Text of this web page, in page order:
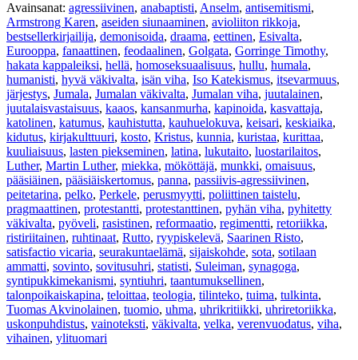
Avainsanat: agressiivinen, anabaptisti, Anselm, antisemitismi,
Armstrong Karen, aseiden siunaaminen, avioliiton rikkoja,
bestsellerkirjailija, demonisoida, draama, eettinen, Esivalta,
Eurooppa, fanaattinen, feodaalinen, Golgata, Gorringe Timothy,
hakata kappaleiksi, hellä, homoseksuaalisuus, hullu, humala,
humanisti, hyvä väkivalta, isän viha, Iso Katekismus, itsevarmuus,
järjestys, Jumala, Jumalan väkivalta, Jumalan viha, juutalainen,
juutalaisvastaisuus, kaaos, kansanmurha, kapinoida, kasvattaja,
katolinen, katumus, kauhistutta, kauhuelokuva, keisari, keskiaika,
kidutus, kirjakulttuuri, kosto, Kristus, kunnia, kuristaa, kurittaa,
kuuliaisuus, lasten piekseminen, latina, lukutaito, luostarilaitos,
Luther, Martin Luther, miekka, mököttäjä, munkki, omaisuus,
pääsiäinen, pääsiäiskertomus, panna, passiivis-agressiivinen,
peitetarina, pelko, Perkele, perusmyytti, poliittinen taistelu,
pragmaattinen, protestantti, protestanttinen, pyhän viha, pyhitetty
väkivalta, pyöveli, rasistinen, reformaatio, regimentti, retoriikka,
ristiriitainen, ruhtinaat, Rutto, ryypiskelevä, Saarinen Risto,
satisfactio vicaria, seurakuntaelämä, sijaiskohde, sota, sotilaan
ammatti, sovinto, sovitusuhri, statisti, Suleiman, synagoga,
syntipukkimekanismi, syntiuhri, taantumuksellinen,
talonpoikaiskapina, teloittaa, teologia, tilinteko, tuima, tulkinta,
Tuomas Akvinolainen, tuomio, uhma, uhrikritiikki, uhriretoriikka,
uskonpuhdistus, vainoteksti, väkivalta, velka, verenvuodatus, viha,
vihainen, ylituomari